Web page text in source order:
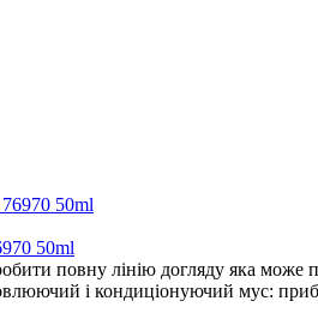
50ml
повну лінію догляду яка може
і кондиціонуючий мус: